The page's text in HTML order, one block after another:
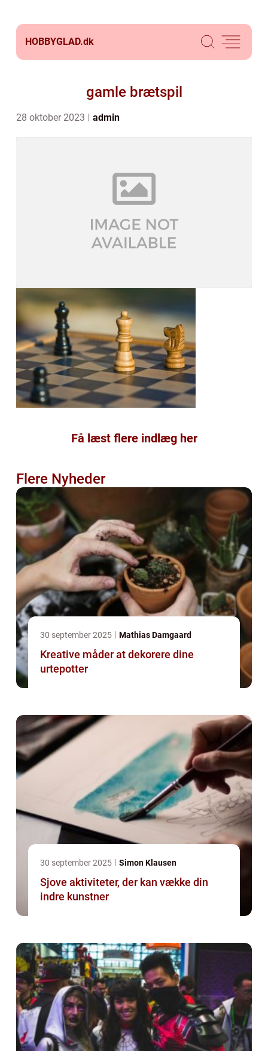
HOBBYGLAD.dk
gamle brætspil
28 oktober 2023 admin
Få læst flere indlæg her
Flere Nyheder
30 september 2025 Mathias Damgaard
Kreative måder at dekorere dine
urtepotter
30 september 2025 Simon Klausen
Sjove aktiviteter, der kan vække din
indre kunstner